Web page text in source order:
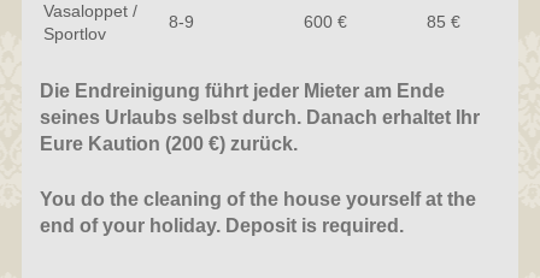
Vasaloppet /
Sportlov
8-9 600 € 85 €
Die Endreinigung führt jeder Mieter am Ende
seines Urlaubs selbst durch. Danach erhaltet Ihr
Eure Kaution (200 €) zurück.
You do the cleaning of the house yourself at the
end of your holiday. Deposit is required.